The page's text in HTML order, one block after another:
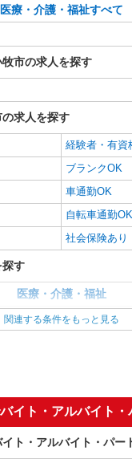
名古屋支社
宅型有料施設の介護士（
詳
医療・介護・福祉すべて
市の求人を探す
求人を探す
経験者・有資
ブランクOK
車通勤OK
自転車通勤OK
社会保険あり
探す
医療・介護・福祉
社会保険あり
関連する条件をもっと見る
イト・アルバイト
ト・アルバイト・パー